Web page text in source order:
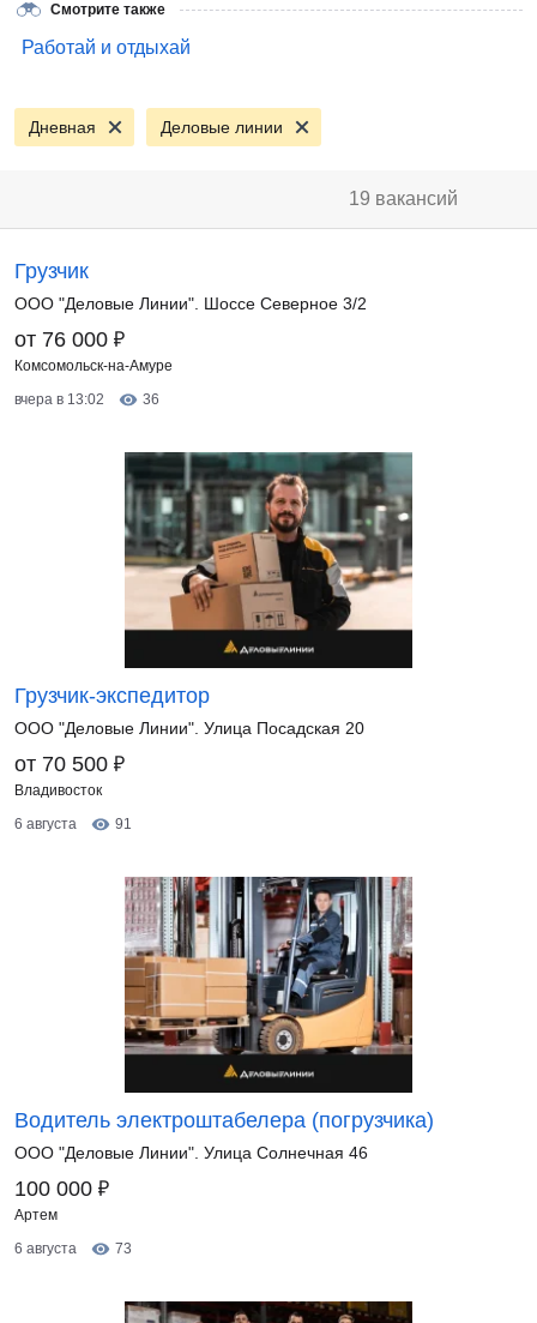
Смотрите также
Работай и отдыхай
Дневная Деловые линии
19 вакансий
Грузчик
ООО "Деловые Линии". Шоссе Северное 3/2
от 76 000 ₽
Комсомольск-на-Амуре
вчера в 13:02
36
Грузчик-экспедитор
ООО "Деловые Линии". Улица Посадская 20
от 70 500 ₽
Владивосток
6 августа
91
Водитель электроштабелера (погрузчика)
ООО "Деловые Линии". Улица Солнечная 46
100 000 ₽
Артем
6 августа
73